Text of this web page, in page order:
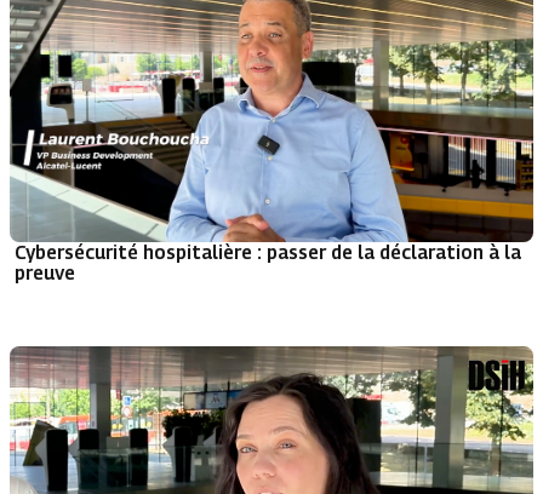
Cybersécurité hospitalière : passer de la déclaration à la
preuve